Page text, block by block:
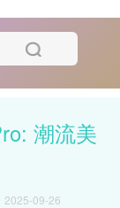
潮流美
2025-09-26